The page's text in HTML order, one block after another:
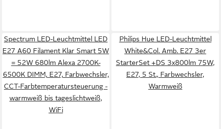
Spectrum LED-Leuchtmittel LED
E27 A60 Filament Klar Smart 5W
= 52W 680lm Alexa 2700K-
6500K DIMM, E27, Farbwechsler,
CCT-Farbtemperatursteuerung -
warmweiß bis tageslichtweiß,
WiFi
Philips Hue LED-Leuchtmittel
White&Col. Amb. E27 3er
StarterSet +DS 3x800lm 75W,
E27, 5 St., Farbwechsler,
Warmweiß